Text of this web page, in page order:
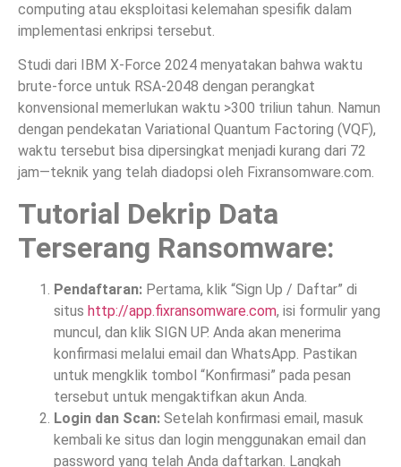
computing atau eksploitasi kelemahan spesifik dalam
implementasi enkripsi tersebut.
Studi dari IBM X-Force 2024 menyatakan bahwa waktu
brute-force untuk RSA-2048 dengan perangkat
konvensional memerlukan waktu >300 triliun tahun. Namun
dengan pendekatan Variational Quantum Factoring (VQF),
waktu tersebut bisa dipersingkat menjadi kurang dari 72
jam—teknik yang telah diadopsi oleh Fixransomware.com.
Tutorial Dekrip Data
Terserang Ransomware:
Pendaftaran: Pertama, klik “Sign Up / Daftar” di
situs http://app.fixransomware.com, isi formulir yang
muncul, dan klik SIGN UP. Anda akan menerima
konfirmasi melalui email dan WhatsApp. Pastikan
untuk mengklik tombol “Konfirmasi” pada pesan
tersebut untuk mengaktifkan akun Anda.
Login dan Scan: Setelah konfirmasi email, masuk
kembali ke situs dan login menggunakan email dan
password yang telah Anda daftarkan. Langkah